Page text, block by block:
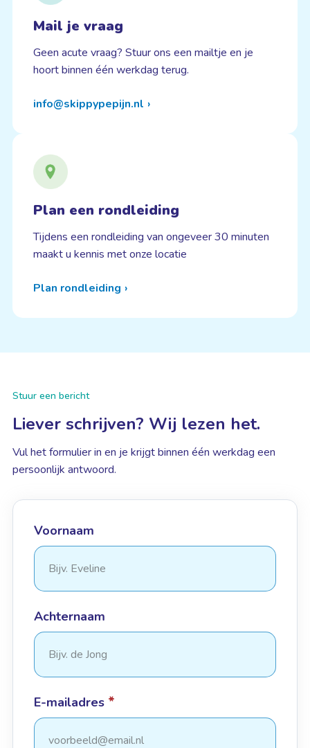
Mail je vraag
Geen acute vraag? Stuur ons een mailtje en je
hoort binnen één werkdag terug.
info@skippypepijn.nl
Plan een rondleiding
Tijdens een rondleiding van ongeveer 30 minuten
maakt u kennis met onze locatie
Plan rondleiding
Stuur een bericht
Liever schrijven? Wij lezen het.
Vul het formulier in en je krijgt binnen één werkdag een
persoonlijk antwoord.
Voornaam
Achternaam
E-mailadres *